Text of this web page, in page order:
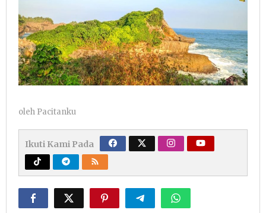
oleh Pacitanku
Ikuti Kami Pada